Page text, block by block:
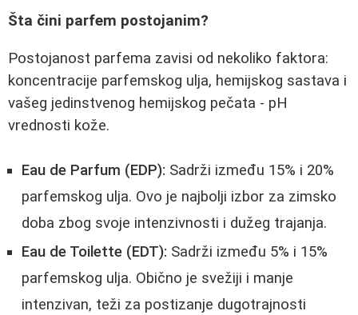
Šta čini parfem postojanim?
Postojanost parfema zavisi od nekoliko faktora:
koncentracije parfemskog ulja, hemijskog sastava i
vašeg jedinstvenog hemijskog pečata - pH
vrednosti kože.
Eau de Parfum (EDP): Sadrži između 15% i 20%
parfemskog ulja. Ovo je najbolji izbor za zimsko
doba zbog svoje intenzivnosti i dužeg trajanja.
Eau de Toilette (EDT): Sadrži između 5% i 15%
parfemskog ulja. Obično je svežiji i manje
intenzivan, teži za postizanje dugotrajnosti